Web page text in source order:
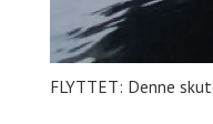
FLYTTET: Denne